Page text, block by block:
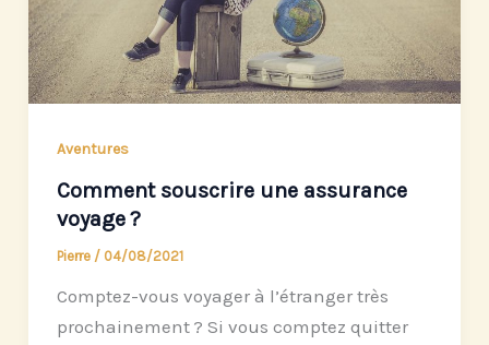
Aventures
Comment souscrire une assurance
voyage ?
Pierre / 04/08/2021
Comptez-vous voyager à l’étranger très
prochainement ? Si vous comptez quitter